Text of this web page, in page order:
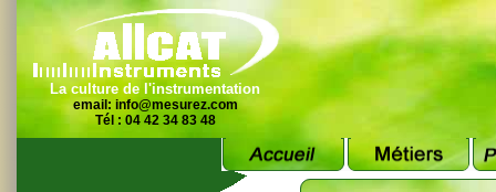
La culture de l'instrumentation
email: info@mesurez.com
Tél : 04 42 34 83 48